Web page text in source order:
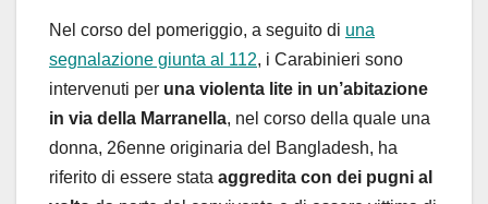
Nel corso del pomeriggio, a seguito di una
segnalazione giunta al 112, i Carabinieri sono
intervenuti per una violenta lite in un’abitazione
in via della Marranella, nel corso della quale una
donna, 26enne originaria del Bangladesh, ha
riferito di essere stata aggredita con dei pugni al